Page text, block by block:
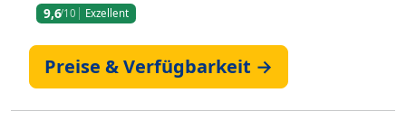
9,6/10 Exzellent
Preise & Verfügbarkeit →